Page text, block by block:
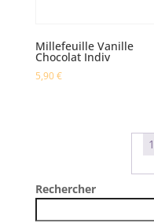
Millefeuille Vanille
Chocolat Indiv
5,90€
1
Rechercher